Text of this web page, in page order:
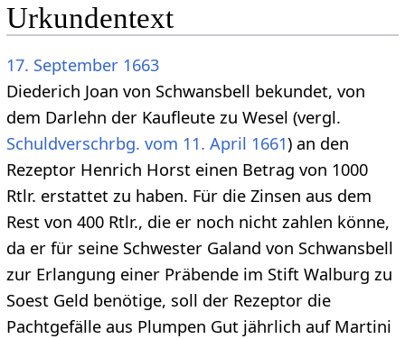
Urkundentext
17. September 1663
Diederich Joan von Schwansbell bekundet, von
dem Darlehn der Kaufleute zu Wesel (vergl.
Schuldverschrbg. vom 11. April 1661) an den
Rezeptor Henrich Horst einen Betrag von 1000
Rtlr. erstattet zu haben. Für die Zinsen aus dem
Rest von 400 Rtlr., die er noch nicht zahlen könne,
da er für seine Schwester Galand von Schwansbell
zur Erlangung einer Präbende im Stift Walburg zu
Soest Geld benötige, soll der Rezeptor die
Pachtgefälle aus Plumpen Gut jährlich auf Martini